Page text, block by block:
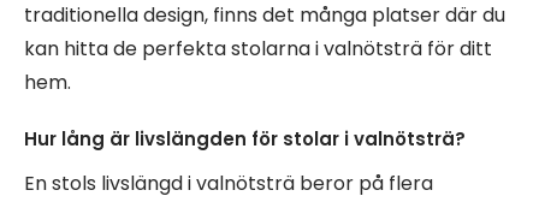
traditionella design, finns det många platser där du
kan hitta de perfekta stolarna i valnötsträ för ditt
hem.
Hur lång är livslängden för stolar i valnötsträ?
En stols livslängd i valnötsträ beror på flera